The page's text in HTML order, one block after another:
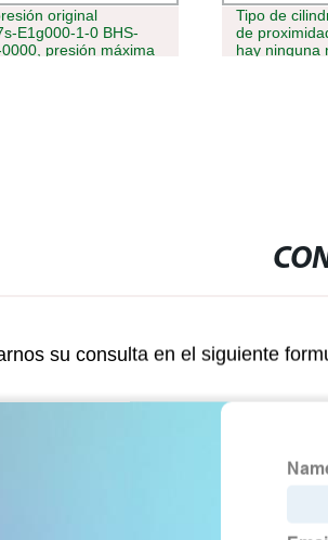
original
E1g000-1-0 BHS-
presión máxima
Tipo de
de
hay ninguna
su consulta en el siguiente